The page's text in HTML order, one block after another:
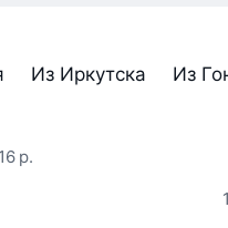
Из Иркутска Из
р.